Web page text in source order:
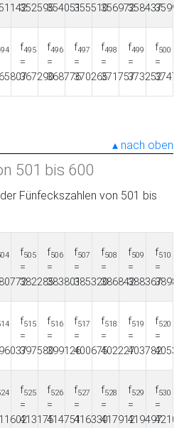
352595354051355510356972358437
f495
=
367290
f496
=
368776
f497
=
370265
f498
=
371757
f499
=
373252
f500
=
nach oben
501 bis 600
Fünfeckszahlen von 501 bis
f505
=
382285
f506
=
383801
f507
=
385320
f508
=
386842
f509
=
388367
f510
=
f515
=
397580
f516
=
399126
f517
=
400675
f518
=
402227
f519
=
403782
f520
=
f525
=
413175
f526
=
414751
f527
=
416330
f528
=
417912
f529
=
419497
f530
=